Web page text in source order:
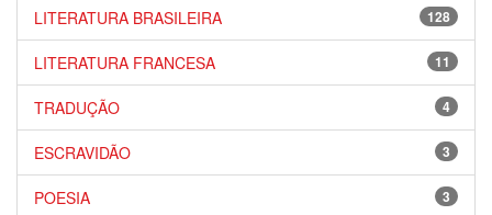
128
LITERATURA BRASILEIRA
11
LITERATURA FRANCESA
4
TRADUÇÃO
3
ESCRAVIDÃO
3
POESIA